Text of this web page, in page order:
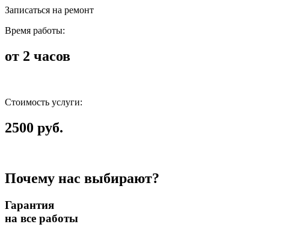
Записаться на ремонт
Время работы:
от 2 часов
Стоимость услуги:
2500 руб.
Почему нас выбирают?
Гарантия
на все работы